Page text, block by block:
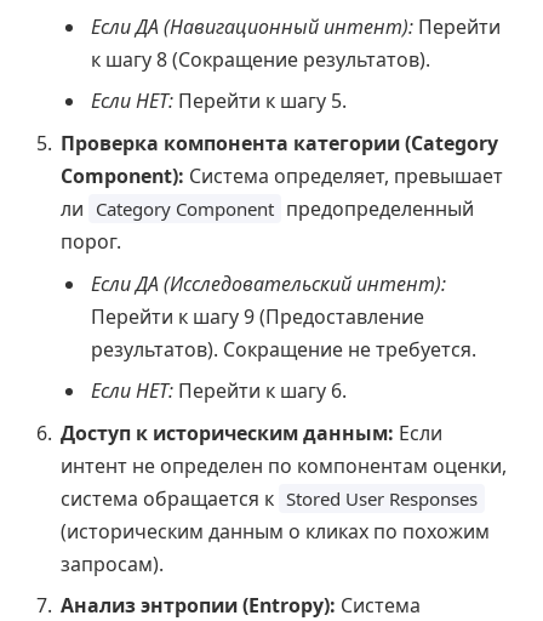
Если ДА (Навигационный интент): Перейти
к шагу 8 (Сокращение результатов).
Если НЕТ: Перейти к шагу 5.
Проверка компонента категории (Category
Component): Система определяет, превышает
ли Category Component предопределенный
порог.
Если ДА (Исследовательский интент):
Перейти к шагу 9 (Предоставление
результатов). Сокращение не требуется.
Если НЕТ: Перейти к шагу 6.
Доступ к историческим данным: Если
интент не определен по компонентам оценки,
система обращается к Stored User Responses
(историческим данным о кликах по похожим
запросам).
Анализ энтропии (Entropy): Система